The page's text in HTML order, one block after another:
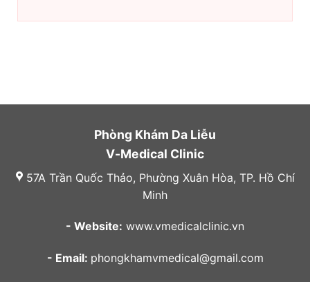
Phòng Khám Da Liễu
V-Medical Clinic
57A Trần Quốc Thảo, Phường Xuân Hòa, TP. Hồ Chí
Minh
- Website: www.vmedicalclinic.vn
- Email: phongkhamvmedical@gmail.com